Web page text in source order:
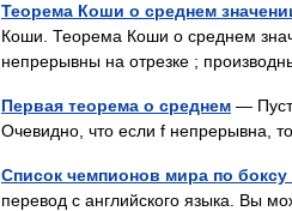
Теорема Коши о среднем
Коши. Теорема Коши о среднем
непрерывны на отрезке ;
Первая теорема о среднем —
Очевидно, что если f непрерывна,
Список чемпионов мира по
перевод с английского языка. Вы